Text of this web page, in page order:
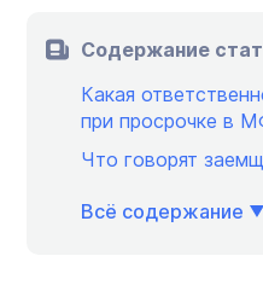
Содержание
Какая
при просрочке в
Что говорят
Всё содержание